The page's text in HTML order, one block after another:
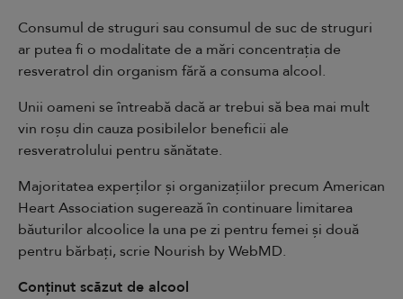
Consumul de struguri sau consumul de suc de struguri
ar putea fi o modalitate de a mări concentrația de
resveratrol din organism fără a consuma alcool.
Unii oameni se întreabă dacă ar trebui să bea mai mult
vin roșu din cauza posibilelor beneficii ale
resveratrolului pentru sănătate.
Majoritatea experților și organizațiilor precum American
Heart Association sugerează în continuare limitarea
băuturilor alcoolice la una pe zi pentru femei și două
pentru bărbați, scrie Nourish by WebMD.
Conținut scăzut de alcool